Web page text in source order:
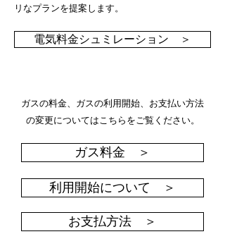
リなプランを提案します。
電気料金シュミレーション ＞
ガスの料金、ガスの利用開始、お支払い方法
の変更についてはこちらをご覧ください。
お支払方法 ＞
利用開始について ＞
ガス料金 ＞